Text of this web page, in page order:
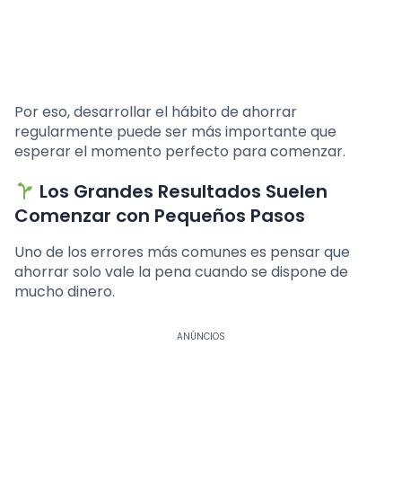
Por eso, desarrollar el hábito de ahorrar
regularmente puede ser más importante que
esperar el momento perfecto para comenzar.
Los Grandes Resultados Suelen
Comenzar con Pequeños Pasos
Uno de los errores más comunes es pensar que
ahorrar solo vale la pena cuando se dispone de
mucho dinero.
ANÚNCIOS